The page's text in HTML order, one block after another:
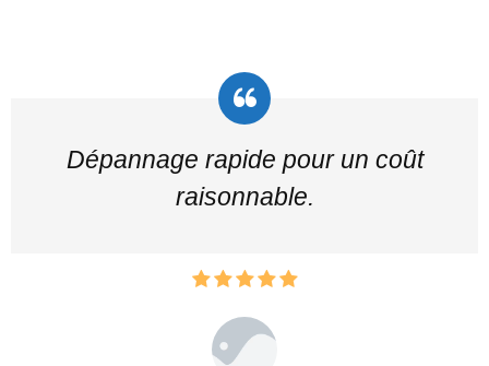
Dépannage rapide pour un coût
raisonnable.